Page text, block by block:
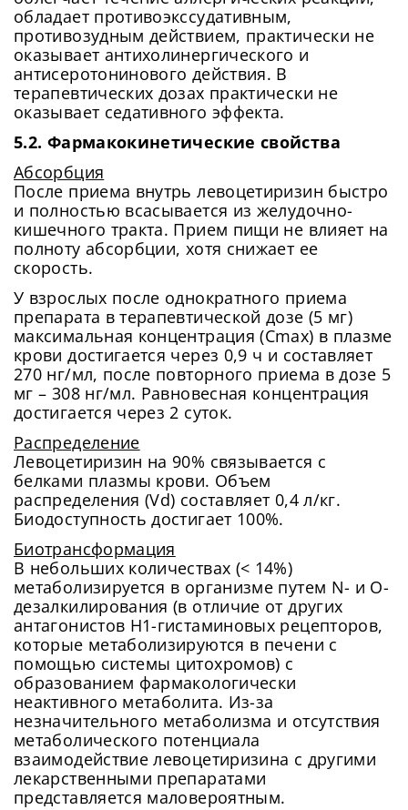
обладает противоэкссудативным,
противозудным действием, практически не
оказывает антихолинергического и
антисеротонинового действия. В
терапевтических дозах практически не
оказывает седативного эффекта.
5.2. Фармакокинетические свойства
Абсорбция
После приема внутрь левоцетиризин быстро
и полностью всасывается из желудочно-
кишечного тракта. Прием пищи не влияет на
полноту абсорбции, хотя снижает ее
скорость.
У взрослых после однократного приема
препарата в терапевтической дозе (5 мг)
максимальная концентрация (Cmax) в плазме
крови достигается через 0,9 ч и составляет
270 нг/мл, после повторного приема в дозе 5
мг – 308 нг/мл. Равновесная концентрация
достигается через 2 суток.
Распределение
Левоцетиризин на 90% связывается с
белками плазмы крови. Объем
распределения (Vd) составляет 0,4 л/кг.
Биодоступность достигает 100%.
Биотрансформация
В небольших количествах (< 14%)
метаболизируется в организме путем N- и О-
дезалкилирования (в отличие от других
антагонистов Н1-гистаминовых рецепторов,
которые метаболизируются в печени с
помощью системы цитохромов) с
образованием фармакологически
неактивного метаболита. Из-за
незначительного метаболизма и отсутствия
метаболического потенциала
взаимодействие левоцетиризина с другими
лекарственными препаратами
представляется маловероятным.